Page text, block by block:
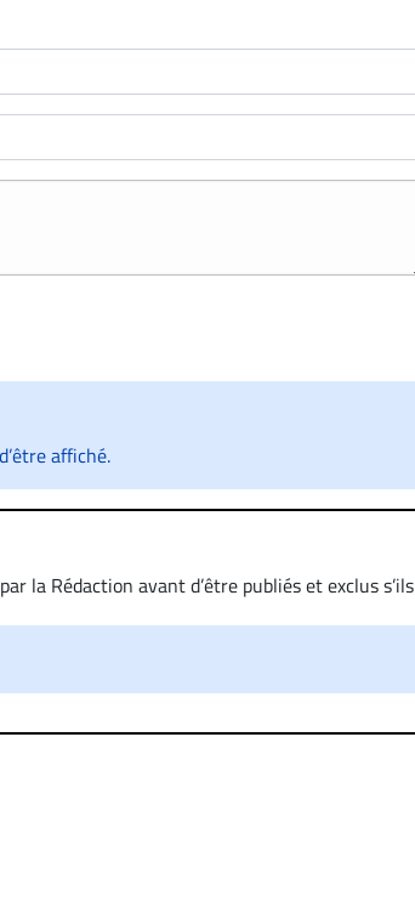
affiché.
la Rédaction avant d’être publiés et exclus s’ils
le champ. Vous pouvez également utiliser
de validation, un droit de réponse.